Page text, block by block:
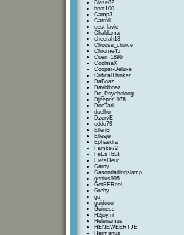
Blaze82
boot100
Camp3
Carroll
cest-lavie
Chaldama
cheetah18
Choose_choice
Chrome45
Coen_1896
CoolmaX
Cooper-Deluxe
CriticalThinker
DaBoaz
Davidboaz
De_Psycholoog
Djeeper1978
DocTari
duelho
DzervE
eddo79
EllenB
Ellesje
Ephaedra
Famke72
FeEsTbBt
FietsDeur
Garny
Gasontladingslamp
genius995
GetFFReel
Greby
gu
guidooo
Guiness
H2joy.nl
Helenamus
HENEWEERTJE
Hermanus